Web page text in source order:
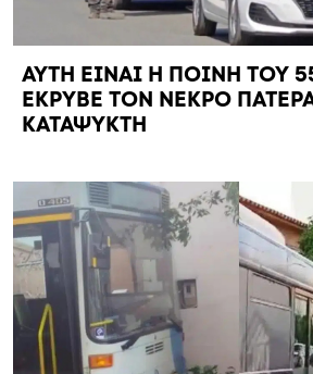
ΑΥΤΗ ΕΙΝΑΙ Η ΠΟΙΝΗ ΤΟΥ
ΕΚΡΥΒΕ ΤΟΝ ΝΕΚΡΟ
ΚΑΤΑΨΥΚΤΗ